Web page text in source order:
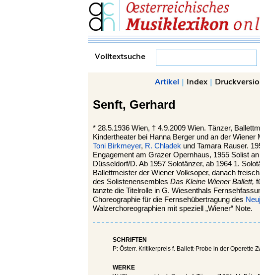
Volltextsuche
Artikel | Index |
Senft, Gerhard
* 28.5.1936 Wien, † 4.9.2009 Wien. Tänzer,
Kindertheater bei Hanna Berger und an der Wiener
Toni Birkmeyer, R. Chladek und Tamara Rauser.
Engagement am Grazer Opernhaus, 1955 Solist
Düsseldorf/D. Ab 1957 Solotänzer, ab 1964 1.
Ballettmeister der Wiener Volksoper, danach
des Solistenensembles Das Kleine Wiener Ballett,
tanzte die Titelrolle in G. Wiesenthals
Choreographie für die Fernsehübertragung des
Walzerchoreographien mit speziell „Wiener“ Note.
SCHRIFTEN
P: Österr. Kritikerpreis f. Ballett-Probe in der Operette
WERKE